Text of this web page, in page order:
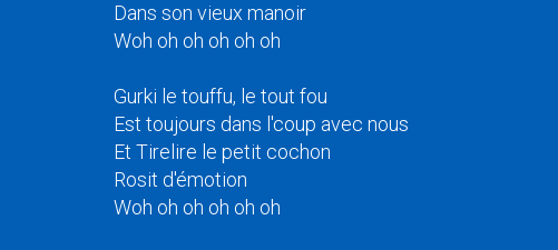
Dans son vieux manoir
Woh oh oh oh oh oh
Gurki le touffu, le tout fou
Est toujours dans l'coup avec nous
Et Tirelire le petit cochon
Rosit d'émotion
Woh oh oh oh oh oh